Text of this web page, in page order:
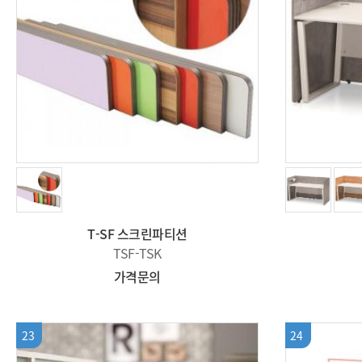
T-SF 스크린파티션
TSF-TSK
가격문의
23 24